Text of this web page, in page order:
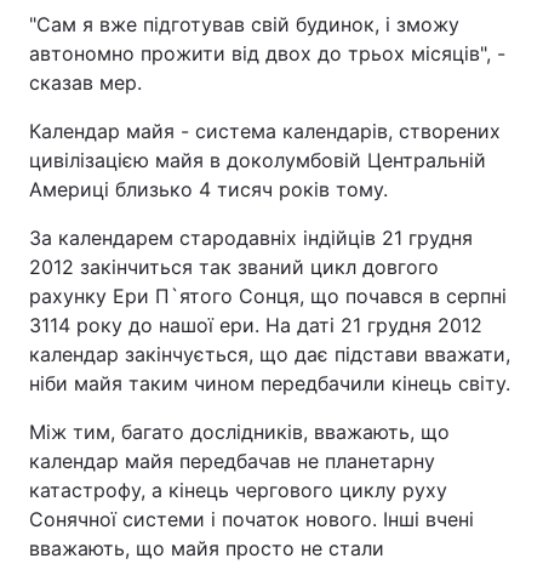
"Сам я вже підготував свій будинок, і зможу
автономно прожити від двох до трьох місяців", -
сказав мер.
Календар майя - система календарів, створених
цивілізацією майя в доколумбовій Центральній
Америці близько 4 тисяч років тому.
За календарем стародавніх індійців 21 грудня
2012 закінчиться так званий цикл довгого
рахунку Ери П`ятого Сонця, що почався в серпні
3114 року до нашої ери. На даті 21 грудня 2012
календар закінчується, що дає підстави вважати,
ніби майя таким чином передбачили кінець світу.
Між тим, багато дослідників, вважають, що
календар майя передбачав не планетарну
катастрофу, а кінець чергового циклу руху
Сонячної системи і початок нового. Інші вчені
вважають, що майя просто не стали